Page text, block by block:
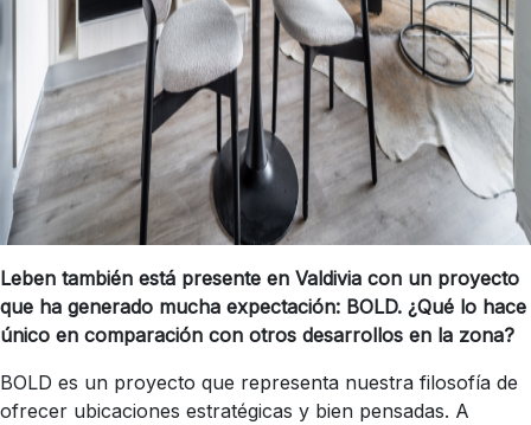
Leben también está presente en Valdivia con un proyecto
que ha generado mucha expectación: BOLD. ¿Qué lo hace
único en comparación con otros desarrollos en la zona?
BOLD es un proyecto que representa nuestra filosofía de
ofrecer ubicaciones estratégicas y bien pensadas. A